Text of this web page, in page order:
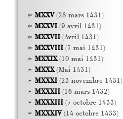
MXXV(28 mars 1431)
MXXVI(9 avril 1431)
MXXVII(Avril 1431)
MXXVIII(7 mai 1431)
MXXIX(10 mai 1431)
MXXX(Mai 1431)
MXXXI(23 novembre 1431)
MXXXII(16 mars 1432)
MXXXIII(7 octobre 1433)
MXXXIV(14 octobre 1433)